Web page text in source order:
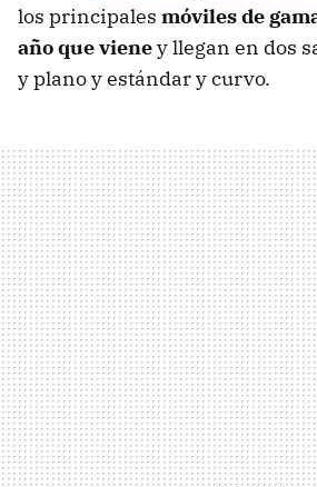
los principales móviles de
año que vieney llegan en dos
y plano y estándar y curvo.